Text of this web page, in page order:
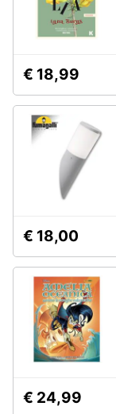
€ 18,99
€ 18,00
€ 24,99